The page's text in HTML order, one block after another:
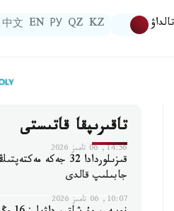
تالداۋ KZ
QZ
РУ
EN
中文
تاقىرىپقا قاتىستى
14:56, 06 تامىز 2026
قىزىلوردادا 32 جەكە
جابىلىپ قالدى
10:07, 06 تامىز 2026